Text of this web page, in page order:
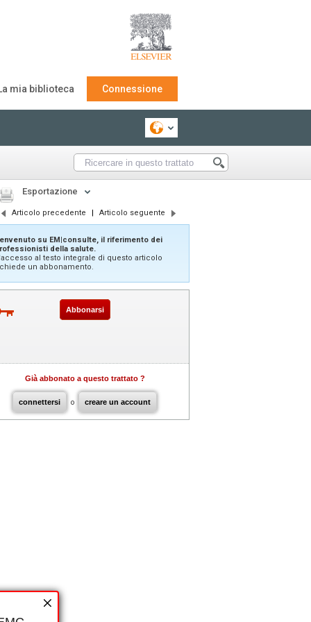
mia biblioteca Connessione
Esportazione
Articolo precedente | Articolo seguente
su EM|consulte, il riferimento dei
della salute.
al testo integrale di questo articolo
un abbonamento.
Abbonarsi
Già abbonato a questo trattato ?
connettersi o creare un account